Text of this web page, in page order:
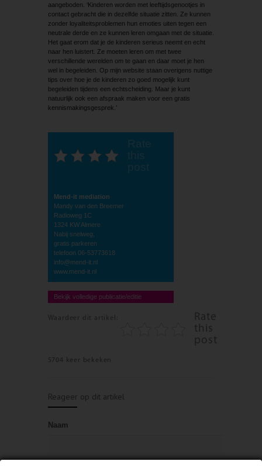
aangeboden. ‘Kinderen worden met leeftijdsgenootjes in
contact gebracht die in dezelfde situatie zitten. Ze kunnen
zonder loyaliteitsproblemen hun emoties uiten tegen een
neutrale derde en ze kunnen leren omgaan met de situatie.
Het gaat erom dat je de kinderen serieus neemt en echt
naar hen luistert. Ze moeten leren om met twee
verschillende werelden om te gaan en daar moet je hen
wel in begeleiden. Op mijn website staan overigens nuttige
tips over hoe je de kinderen zo goed mogelijk kunt
begeleiden tijdens een echtscheiding. Maar je kunt
natuurlijk ook een afspraak maken voor een gratis
kennismakingsgesprek.’
Rate
this
post
Mend-it mediation
Mandy van den Breemer
Radioweg 1C
1324 KW Almere
Nabij snelweg,
gratis parkeren
telefoon 06-53773618
info@mend-it.nl
www.mend-it.nl
Bekijk volledige publicatie/editie
Waardeer dit artikel:
Rate
this
post
5704 keer bekeken
Reageer op dit artikel
Naam